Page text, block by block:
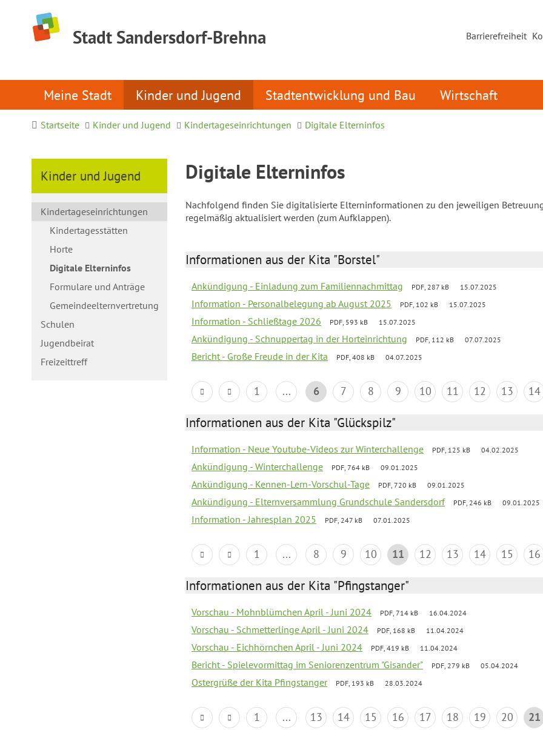
Stadt Sandersdorf-Brehna Barrierefreiheit
Meine Stadt Kinder und Jugend Stadtentwicklung und Bau Wirtschaft
Startseite Kinder und Jugend Kindertageseinrichtungen Digitale Elterninfos
Kinder und Jugend
Kindertageseinrichtungen
Kindertagesstätten
Horte
Digitale Elterninfos
Formulare und Anträge
Gemeindeelternvertretung
Schulen
Jugendbeirat
Freizeittreff
Digitale Elterninfos
Nachfolgend finden Sie digitalisierte Elterninformationen zu den jeweiligen
regelmäßig aktualisiert werden (zum Aufklappen).
Informationen aus der Kita "Borstel"
Ankündigung - Einladung zum Familiennachmittag PDF, 287 kB 15.07.2025
Information - Personalbelegung ab August 2025 PDF, 102 kB 15.07.2025
Information - Schließtage 2026 PDF, 593 kB 15.07.2025
Ankündigung - Schnuppertag in der Horteinrichtung PDF, 112 kB 07.07.2025
Bericht - Große Freude in der Kita PDF, 408 kB 04.07.2025
1 ... 6 7 8 9 10 11 12 13 14
Informationen aus der Kita "Glückspilz"
Information - Neue Youtube-Videos zur Winterchallenge PDF, 125 kB 04.02.2025
Ankündigung - Winterchallenge PDF, 764 kB 09.01.2025
Ankündigung - Kennen-Lern-Vorschul-Tage PDF, 720 kB 09.01.2025
Ankündigung - Elternversammlung Grundschule Sandersdorf PDF, 246 kB 09.01.2025
Information - Jahresplan 2025 PDF, 247 kB 07.01.2025
1 ... 8 9 10 11 12 13 14 15 16
Informationen aus der Kita "Pfingstanger"
Vorschau - Mohnblümchen April - Juni 2024 PDF, 714 kB 16.04.2024
Vorschau - Schmetterlinge April - Juni 2024 PDF, 168 kB 11.04.2024
Vorschau - Eichhörnchen April - Juni 2024 PDF, 419 kB 11.04.2024
Bericht - Spielevormittag im Seniorenzentrum "Gisander" PDF, 279 kB 05.04.2024
Ostergrüße der Kita Pfingstanger PDF, 193 kB 28.03.2024
1 ... 13 14 15 16 17 18 19 20 21